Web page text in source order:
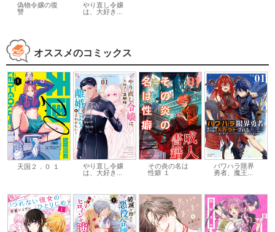
偽物令嬢の復
讐
やり直し令嬢
は、大好き...
オススメのコミックス
天国２．０ １
やり直し令嬢
は、大好き...
その炎の名は
性癖 １
パワハラ限界
勇者、魔王...